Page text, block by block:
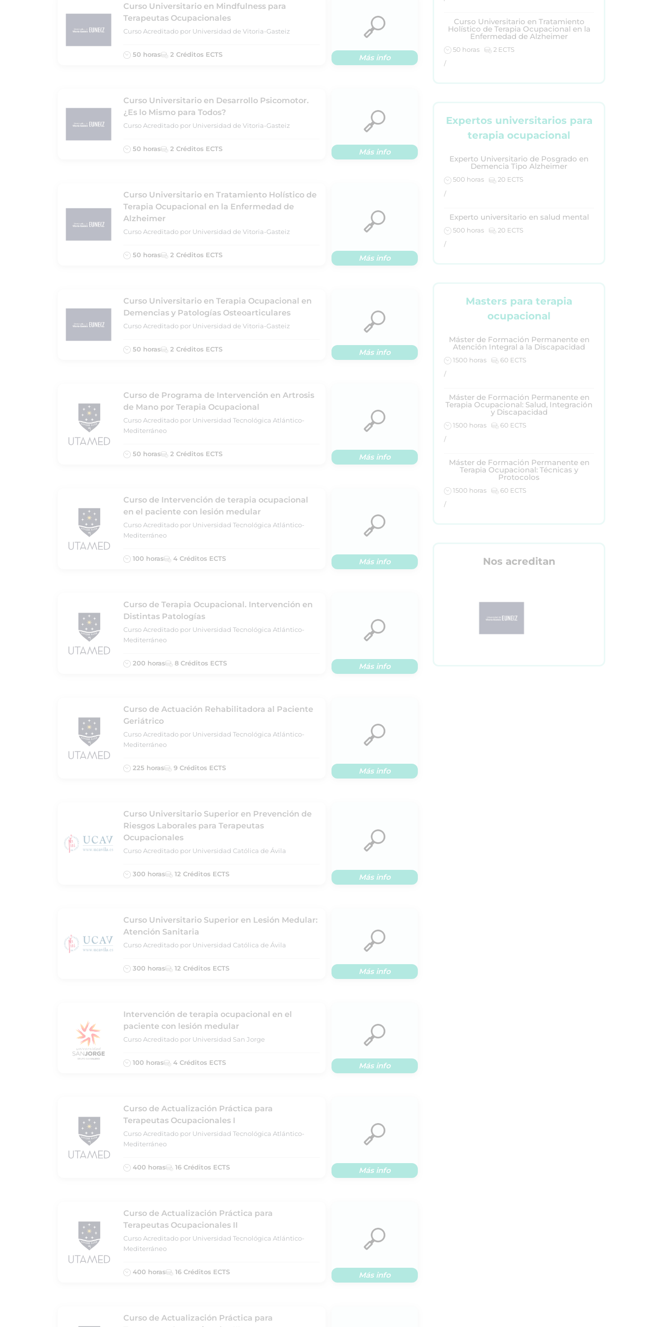
Curso Universitario en Mindfulness para
Terapeutas Ocupacionales
Curso Acreditado por Universidad de Vitoria-Gasteiz
50 horas 2 Créditos ECTS Más info
Curso Universitario en Desarrollo Psicomotor.
¿Es lo Mismo para Todos?
Curso Acreditado por Universidad de Vitoria-Gasteiz
50 horas 2 Créditos ECTS Más info
Curso Universitario en Tratamiento Holístico de
Terapia Ocupacional en la Enfermedad de
Alzheimer
Curso Acreditado por Universidad de Vitoria-Gasteiz
50 horas 2 Créditos ECTS Más info
Curso Universitario en Terapia Ocupacional en
Demencias y Patologías Osteoarticulares
Curso Acreditado por Universidad de Vitoria-Gasteiz
50 horas 2 Créditos ECTS Más info
Curso de Programa de Intervención en Artrosis
de Mano por Terapia Ocupacional
Curso Acreditado por Universidad Tecnológica Atlántico-
Mediterráneo
50 horas 2 Créditos ECTS Más info
Curso de Intervención de terapia ocupacional
en el paciente con lesión medular
Curso Acreditado por Universidad Tecnológica Atlántico-
Mediterráneo
100 horas 4 Créditos ECTS Más info
Curso de Terapia Ocupacional. Intervención en
Distintas Patologías
Curso Acreditado por Universidad Tecnológica Atlántico-
Mediterráneo
200 horas 8 Créditos ECTS Más info
Curso de Actuación Rehabilitadora al Paciente
Geriátrico
Curso Acreditado por Universidad Tecnológica Atlántico-
Mediterráneo
225 horas 9 Créditos ECTS Más info
Curso Universitario Superior en Prevención de
Riesgos Laborales para Terapeutas
Ocupacionales
Curso Acreditado por Universidad Católica de Ávila
300 horas 12 Créditos ECTS Más info
Curso Universitario Superior en Lesión Medular:
Atención Sanitaria
Curso Acreditado por Universidad Católica de Ávila
300 horas 12 Créditos ECTS Más info
Intervención de terapia ocupacional en el
paciente con lesión medular
Curso Acreditado por Universidad San Jorge
100 horas 4 Créditos ECTS Más info
Curso de Actualización Práctica para
Terapeutas Ocupacionales I
Curso Acreditado por Universidad Tecnológica Atlántico-
Mediterráneo
400 horas 16 Créditos ECTS Más info
Curso de Actualización Práctica para
Terapeutas Ocupacionales II
Curso Acreditado por Universidad Tecnológica Atlántico-
Mediterráneo
400 horas 16 Créditos ECTS Más info
Curso de Actualización Práctica para
Curso Universitario en Tratamiento
Holístico de Terapia Ocupacional en la
Enfermedad de Alzheimer
50 horas
2 ECTS
/
Expertos universitarios para
terapia ocupacional
Experto Universitario de Posgrado en
Demencia Tipo Alzheimer
500 horas
20 ECTS
/
Experto universitario en salud mental
500 horas
20 ECTS
/
Masters para terapia
ocupacional
Máster de Formación Permanente en
Atención Integral a la Discapacidad
1500 horas
60 ECTS
/
Máster de Formación Permanente en
Terapia Ocupacional: Salud, Integración
y Discapacidad
1500 horas
60 ECTS
/
Máster de Formación Permanente en
Terapia Ocupacional: Técnicas y
Protocolos
1500 horas
60 ECTS
/
Nos acreditan